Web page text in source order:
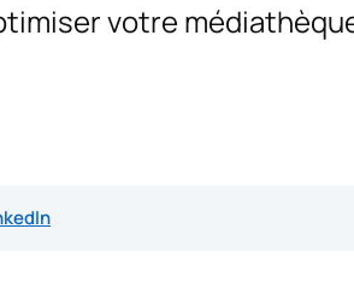
votre